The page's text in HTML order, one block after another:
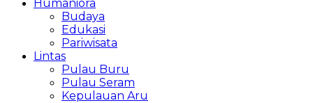
Humaniora
Budaya
Edukasi
Pariwisata
Lintas
Pulau Buru
Pulau Seram
Kepulauan Aru